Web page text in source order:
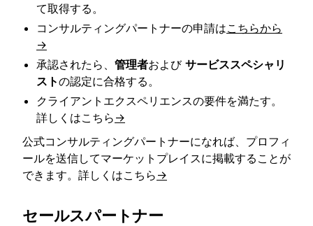
て取得する。
コンサルティングパートナーの申請はこちらから
→
承認されたら、 管理者および サービススペシャリ
ストの認定に合格する。
クライアントエクスペリエンスの要件を満たす。
詳しくはこちら →
公式コンサルティングパートナーになれば、プロフィ
ールを送信してマーケットプレイスに掲載することが
できます。詳しくはこちら →
セールスパートナー